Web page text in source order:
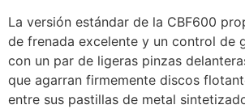
La versión estándar de la CBF600
de frenada excelente y un control de
con un par de ligeras pinzas
que agarran firmemente discos
entre sus pastillas de metal